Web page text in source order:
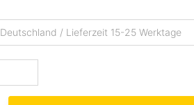
Deutschland / Lieferzeit 15-25 Werktage